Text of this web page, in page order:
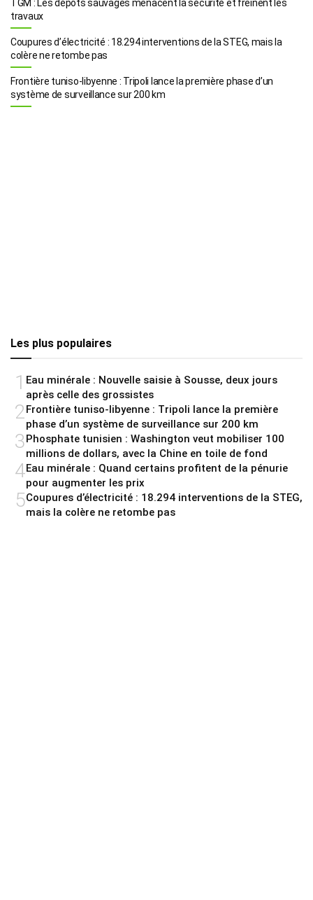
TGM : Les dépôts sauvages menacent la sécurité et freinent les
travaux
Coupures d’électricité : 18.294 interventions de la STEG, mais la
colère ne retombe pas
Frontière tuniso-libyenne : Tripoli lance la première phase d’un
système de surveillance sur 200 km
Les plus populaires
1 Eau minérale : Nouvelle saisie à Sousse, deux jours
après celle des grossistes
2 Frontière tuniso-libyenne : Tripoli lance la première
phase d’un système de surveillance sur 200 km
3Phosphate tunisien : Washington veut mobiliser 100
millions de dollars, avec la Chine en toile de fond
4Eau minérale : Quand certains profitent de la pénurie
pour augmenter les prix
5Coupures d’électricité : 18.294 interventions de la STEG,
mais la colère ne retombe pas